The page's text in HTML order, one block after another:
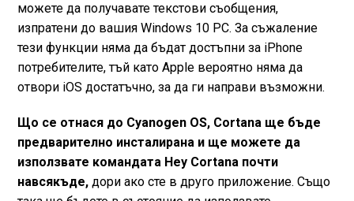
можете да получавате текстови съобщения,
изпратени до вашия Windows 10 PC. За съжаление
тези функции няма да бъдат достъпни за iPhone
потребителите, тъй като Apple вероятно няма да
отвори iOS достатъчно, за да ги направи възможни.
Що се отнася до Cyanogen OS, Cortana ще бъде
предварително инсталирана и ще можете да
използвате командата Hey Cortana почти
навсякъде,дори ако сте в друго приложение. Също